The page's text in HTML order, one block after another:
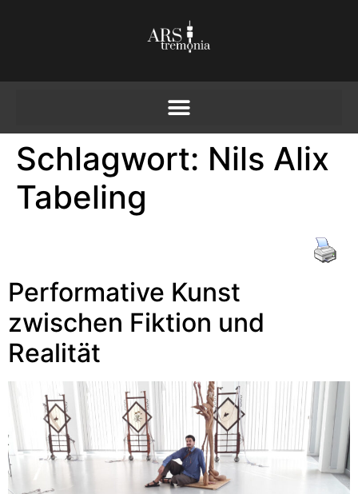
Schlagwort: Nils Alix
Tabeling
Performative Kunst
zwischen Fiktion und
Realität